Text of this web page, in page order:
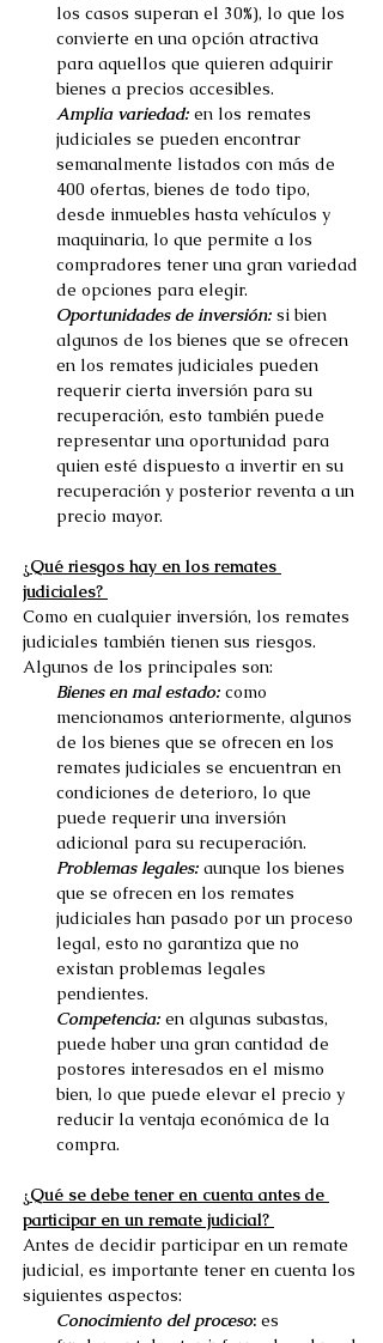
los casos superan el 30%), lo que los
convierte en una opción atractiva
para aquellos que quieren adquirir
bienes a precios accesibles.
Amplia variedad: en los remates
judiciales se pueden encontrar
semanalmente listados con más de
400 ofertas, bienes de todo tipo,
desde inmuebles hasta vehículos y
maquinaria, lo que permite a los
compradores tener una gran variedad
de opciones para elegir.
Oportunidades de inversión: si bien
algunos de los bienes que se ofrecen
en los remates judiciales pueden
requerir cierta inversión para su
recuperación, esto también puede
representar una oportunidad para
quien esté dispuesto a invertir en su
recuperación y posterior reventa a un
precio mayor.
¿Qué riesgos hay en los remates
judiciales?
Como en cualquier inversión, los remates
judiciales también tienen sus riesgos.
Algunos de los principales son:
Bienes en mal estado: como
mencionamos anteriormente, algunos
de los bienes que se ofrecen en los
remates judiciales se encuentran en
condiciones de deterioro, lo que
puede requerir una inversión
adicional para su recuperación.
Problemas legales: aunque los bienes
que se ofrecen en los remates
judiciales han pasado por un proceso
legal, esto no garantiza que no
existan problemas legales
pendientes.
Competencia: en algunas subastas,
puede haber una gran cantidad de
postores interesados en el mismo
bien, lo que puede elevar el precio y
reducir la ventaja económica de la
compra.
¿Qué se debe tener en cuenta antes de
participar en un remate judicial?
Antes de decidir participar en un remate
judicial, es importante tener en cuenta los
siguientes aspectos:
Conocimiento del proceso: es